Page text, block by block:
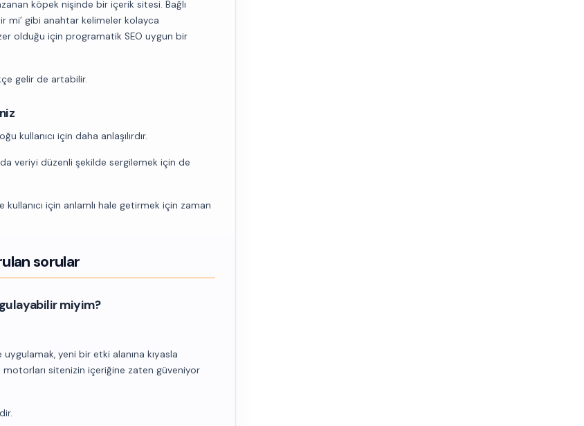
köpek nişinde bir içerik sitesi. Bağlı
mi’ gibi anahtar kelimeler kolayca
olduğu için programatik SEO uygun bir
gelir de artabilir.
kullanıcı için daha anlaşılırdır.
veriyi düzenli şekilde sergilemek için de
için anlamlı hale getirmek için zaman
sorular
miyim?
yeni bir etki alanına kıyasla
sitenizin içeriğine zaten güveniyor